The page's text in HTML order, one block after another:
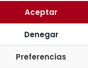
Aceptar
Denegar
Preferencias